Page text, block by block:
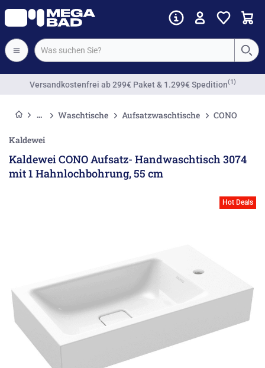
Versandkostenfrei ab 299€ Paket & 1.299€ Spedition(1)
Waschtische Aufsatzwaschtische CONO
Kaldewei
Kaldewei CONO Aufsatz- Handwaschtisch 3074
mit 1 Hahnlochbohrung, 55 cm
Hot Deals